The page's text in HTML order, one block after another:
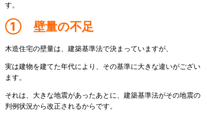
す。
① 壁量の不足
木造住宅の壁量は、建築基準法で決まっていますが、
実は建物を建てた年代により、その基準に大きな違いがござい
ます。
それは、大きな地震があったあとに、建築基準法がその地震の
判例状況から改正されるからです。